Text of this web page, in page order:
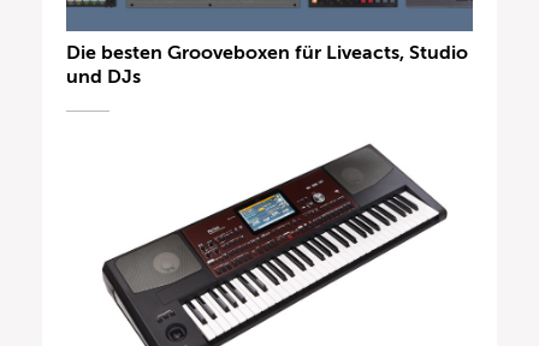
Die besten Grooveboxen für Liveacts, Studio
und DJs